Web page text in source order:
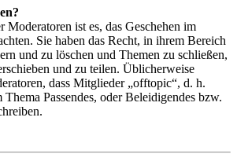
Moderatoren ist es, das Geschehen im
Sie haben das Recht, in ihrem Bereich
und zu löschen und Themen zu schließen,
und zu teilen. Üblicherweise
dass Mitglieder „offtopic“, d. h.
Passendes, oder Beleidigendes bzw.